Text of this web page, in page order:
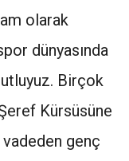
olarak
dünyasında
Birçok
Kürsüsüne
genç